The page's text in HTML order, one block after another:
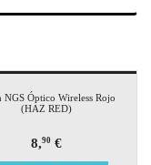
NGS Óptico Wireless Rojo
(HAZ RED)
8,90€